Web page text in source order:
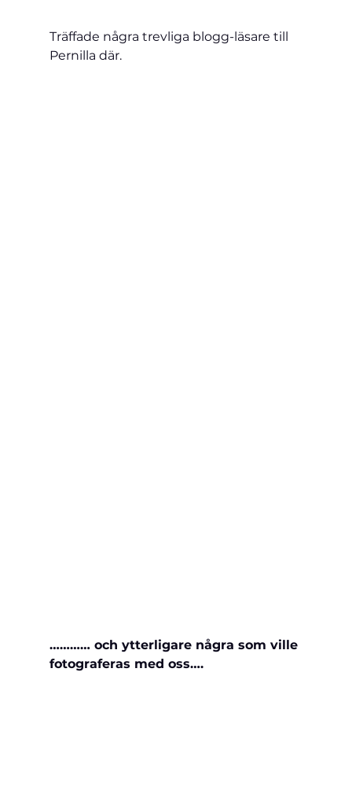
Träffade några trevliga blogg-läsare till
Pernilla där.
………… och ytterligare några som ville
fotograferas med oss….